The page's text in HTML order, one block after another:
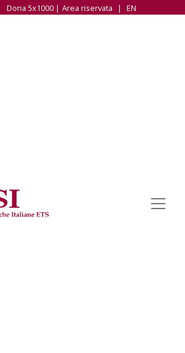
Dona 5x1000 | Area riservata | EN